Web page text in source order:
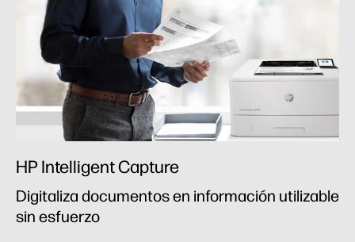
HP Intelligent Capture
Digitaliza documentos en información utilizable
sin esfuerzo